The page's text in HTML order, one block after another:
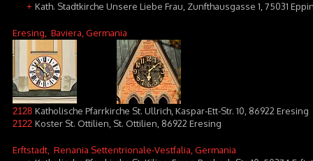
+ Kath. Stadtkirche Unsere Liebe Frau, Zunfthausgasse 1, 75031
Eresing , Baviera, Germania
2128 Katholische Pfarrkirche St. Ullrich, Kaspar-Ett-Str. 10, 86922 Eresing
2122 Koster St. Ottilien, St. Ottilien, 86922 Eresing
Erftstadt , Renania Settentrionale-Vestfalia, Germania